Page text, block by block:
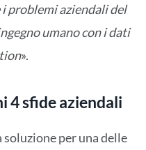
problemi aziendali del
umano con i dati
».
4 sfide aziendali
per una delle